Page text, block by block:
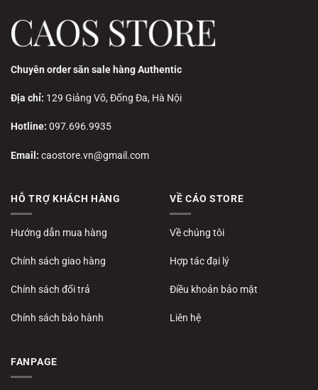
Chuyên order săn sale hàng Authentic
Địa chỉ: 129 Giảng Võ, Đống Đa, Hà Nội
Hotline: 097.696.9935
Email: caostore.vn@gmail.com
HỖ TRỢ KHÁCH HÀNG
Hướng dẫn mua hàng
Chính sách giao hàng
Chính sách đổi trả
Chính sách bảo hành
VỀ CÁO STORE
Về chúng tôi
Hợp tác đại lý
Điều khoản bảo mật
Liên hệ
FANPAGE